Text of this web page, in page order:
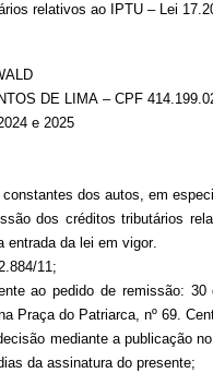
relativos ao IPTU – Lei
DE LIMA – CPF
e 2025
dos autos, em
dos créditos tributários
entrada da lei em vigor.
11;
ao pedido de remissão: 30
Praça do Patriarca, nº 69.
mediante a publicação
da assinatura do presente;